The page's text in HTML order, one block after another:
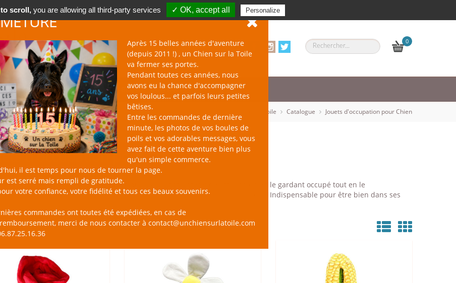
Après 15 belles années d'aventure
(depuis 2011 !) , un Chien sur la Toile
va fermer ses portes.
Pendant toutes ces années, nous
avons eu la chance d'accompagner
vos loulous... et parfois leurs petites
bêtises.
Entre les commandes de dernière
minute, les photos de vos boules de
poils et vos adorables messages, vous
avez fait de cette aventure bien plus
qu'un simple commerce.
il est temps pour nous de tourner la page.
est serré mais rempli de gratitude.
votre confiance, votre fidélité et tous ces beaux souvenirs.
commandes ont toutes été expédiées, en cas de
merci de nous contacter à contact@unchiensurlatoile.com
0
BOUTIQUE NAC NOUVEAUTÉS BLOG CONTACT
un Chien sur la Toile Catalogue Jouets d'occupation pour Chien
d'occupation pour Chien
sur la Toile : une sélection de jouets qui éveilleront l’intérêt de votre chien en le gardant occupé tout en le
(distribution de friandises, stimulation des sens, activité masticatoire...). Indispensable pour être bien dans ses
scroll,you are allowing all third-party services ✓ OK, accept all Personalize